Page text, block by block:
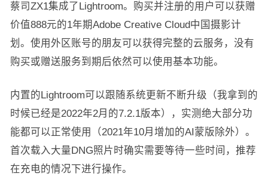
蔡司ZX1集成了Lightroom。购买并注册的用户可以获赠
价值888元的1年期Adobe Creative Cloud中国摄影计
划。使用外区账号的朋友可以获得完整的云服务，没有
购买或赠送服务到期后依然可以使用基本功能。
内置的Lightroom可以跟随系统更新不断升级（我拿到的
时候已经是2022年2月的7.2.1版本），实测绝大部分功
能都可以正常使用（2021年10月增加的AI蒙版除外）。
首次载入大量DNG照片时确实需要等待一些时间，推荐
在充电的情况下进行操作。